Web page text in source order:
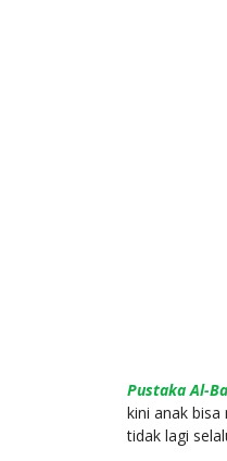
Pustaka Al-
kini anak
tidak lagi